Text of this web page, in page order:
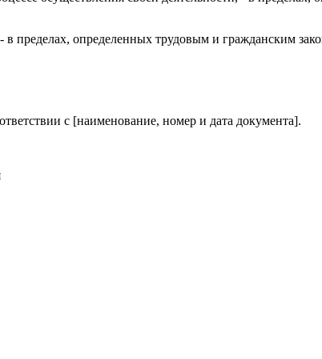
пределах, определенных трудовым и гражданским
с [наименование, номер и дата документа].